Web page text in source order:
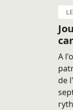
A
de